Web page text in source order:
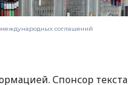
соглашений
Спонсор текста